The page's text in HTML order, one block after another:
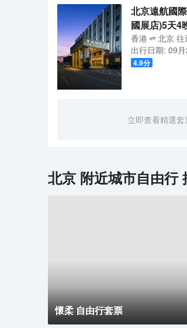
北京遠航國
國展店)5天4
香港 北京 往
出行日期: 09
4.9分
立即查看精選套
北京 附近城市自由行
懷柔 自由行套票